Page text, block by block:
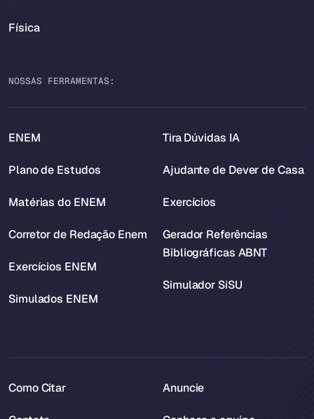
Física
NOSSAS FERRAMENTAS:
ENEM
Plano de Estudos
Matérias do ENEM
Corretor de Redação Enem
Exercícios ENEM
Simulados ENEM
Tira Dúvidas IA
Ajudante de Dever de Casa
Exercícios
Gerador Referências
Bibliográficas ABNT
Simulador SiSU
Como Citar Anuncie